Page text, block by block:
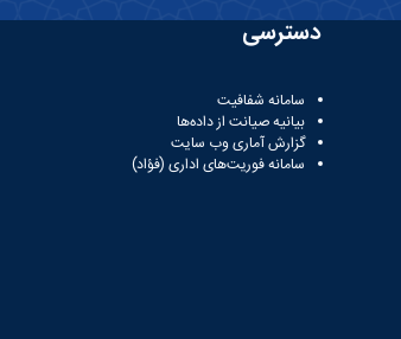
دسترسی
سامانه شفافیت
بیانیه صیانت از داده‌ها
گزارش آماری وب‌ سایت
سامانه فوریت‌های اداری (فؤاد)